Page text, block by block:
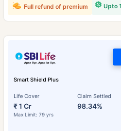
Upto
Full refund of premium
Smart Shield Plus
Life Cover
₹ 1 Cr
Max Limit: 79 yrs
Claim Settled
98.34%